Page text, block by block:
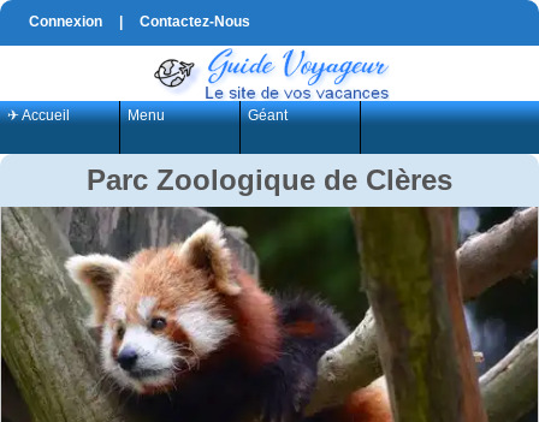
Connexion Contactez-Nous
✈ Accueil Menu Géant
Parc Zoologique de Clères